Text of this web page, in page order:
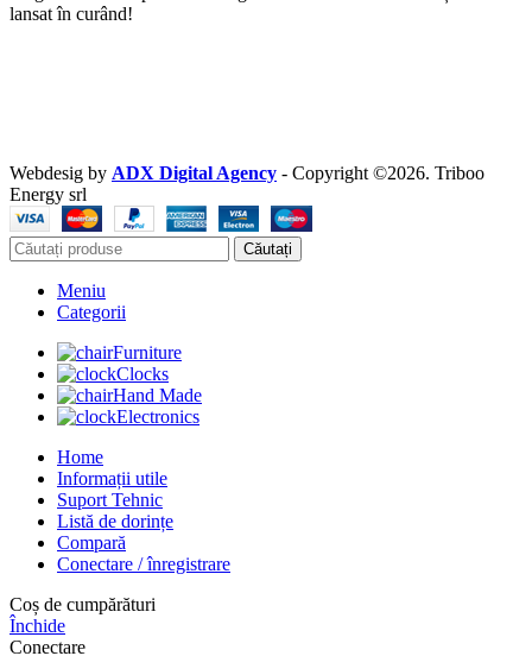
lansat în curând!
Webdesig by ADX Digital Agency - Copyright ©2026. Triboo
Energy srl
Căutați
Meniu
Categorii
Furniture
Clocks
Hand Made
Electronics
Home
Informații utile
Suport Tehnic
Listă de dorințe
Compară
Conectare / înregistrare
Coș de cumpărături
Închide
Conectare